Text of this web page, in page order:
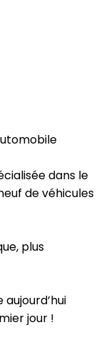
dans le
de véhicules
plus
jour !